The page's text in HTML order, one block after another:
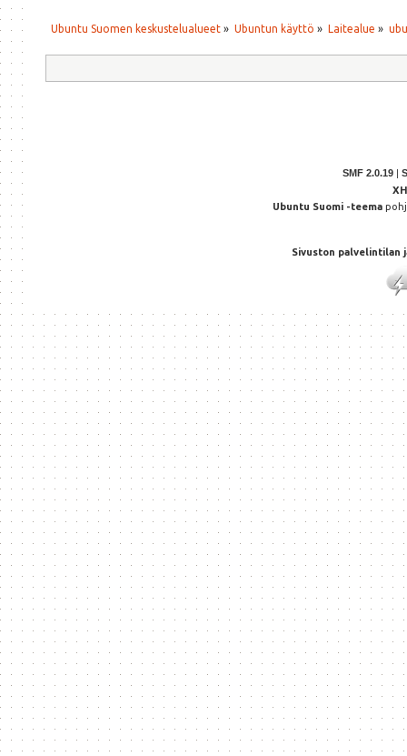
Ubuntu Suomen keskustelualueet » Ubuntun käyttö » Laitealue »
SMF 2.0.19 |
Ubuntu Suomi -teema
Sivuston palvelintilan